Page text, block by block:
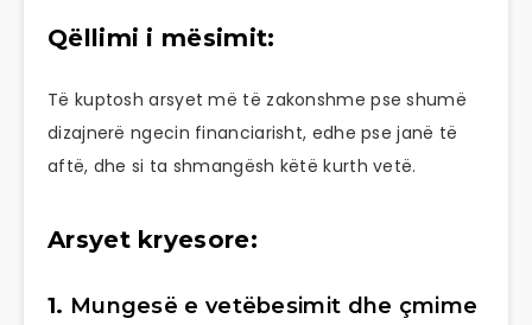
Qëllimi i mësimit:
Të kuptosh arsyet më të zakonshme pse shumë
dizajnerë ngecin financiarisht, edhe pse janë të
aftë, dhe si ta shmangësh këtë kurth vetë.
Arsyet kryesore:
1. Mungesë e vetëbesimit dhe çmime